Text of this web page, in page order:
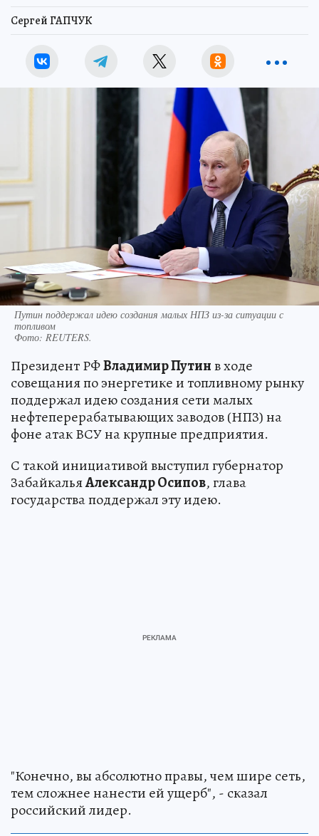
Сергей ГАПЧУК
Путин поддержал идею создания малых НПЗ из-за ситуации с
топливом
Фото: REUTERS.
Президент РФВладимир Путинв ходе
совещания по энергетике и топливному рынку
поддержал идею создания сети малых
нефтеперерабатывающих заводов (НПЗ) на
фоне атак ВСУ на крупные предприятия.
С такой инициативой выступил губернатор
ЗабайкальяАлександр Осипов, глава
государства поддержал эту идею.
"Конечно, вы абсолютно правы, чем шире сеть,
тем сложнее нанести ей ущерб", - сказал
российский лидер.